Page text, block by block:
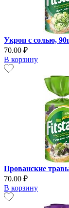
Укроп с солью,
70.00 ₽
В корзину
Прованские
70.00 ₽
В корзину